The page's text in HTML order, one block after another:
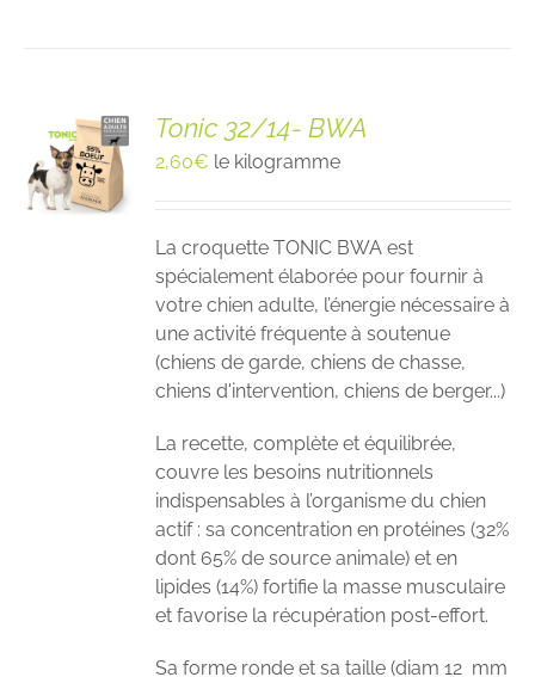
Tonic 32/14- BWA
2,60€ le kilogramme
La croquette TONIC BWA est
spécialement élaborée pour fournir à
votre chien adulte, l’énergie nécessaire à
une activité fréquente à soutenue
(chiens de garde, chiens de chasse,
chiens d'intervention, chiens de berger...)
La recette, complète et équilibrée,
couvre les besoins nutritionnels
indispensables à l’organisme du chien
actif : sa concentration en protéines (32%
dont 65% de source animale) et en
lipides (14%) fortifie la masse musculaire
et favorise la récupération post-effort.
Sa forme ronde et sa taille (diam 12 mm